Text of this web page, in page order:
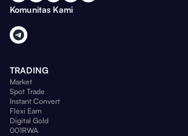
Komunitas Kami
TRADING
Market
Spot Trade
Instant Convert
Flexi Earn
Digital Gold
001RWA